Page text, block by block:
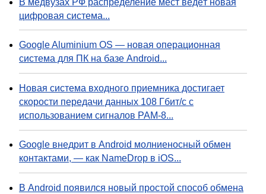
цифровая система...
Google Aluminium OS — новая операционная
система для ПК на базе Android...
Новая система входного приемника достигает
скорости передачи данных 108 Гбит/с с
использованием сигналов PAM-8...
Google внедрит в Android молниеносный обмен
контактами, — как NameDrop в iOS...
В Android появился новый простой способ обмена